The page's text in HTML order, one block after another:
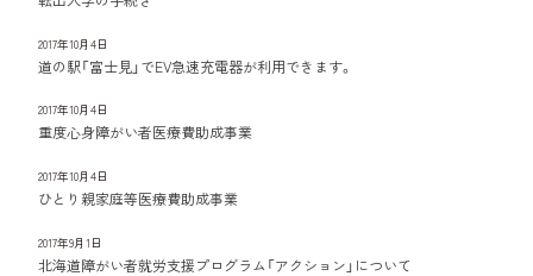
2017年10月4日
道の駅「富士見」でEV急速充電器が利用できます。
2017年10月4日
重度心身障がい者医療費助成事業
2017年10月4日
ひとり親家庭等医療費助成事業
2017年9月1日
北海道障がい者就労支援プログラム「アクション」について